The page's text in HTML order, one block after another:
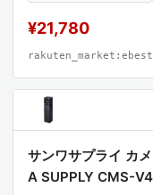
¥21,780
サンワサプライ カ
A SUPPLY CMS-